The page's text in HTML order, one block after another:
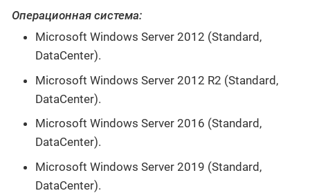
Операционная система:
Microsoft Windows Server 2012 (Standard,
DataCenter).
Microsoft Windows Server 2012 R2 (Standard,
DataCenter).
Microsoft Windows Server 2016 (Standard,
DataCenter).
Microsoft Windows Server 2019 (Standard,
DataCenter).